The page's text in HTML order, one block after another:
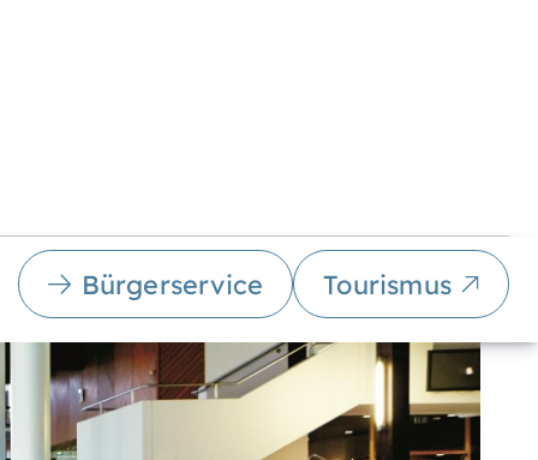
Bürgerservice Tourismus